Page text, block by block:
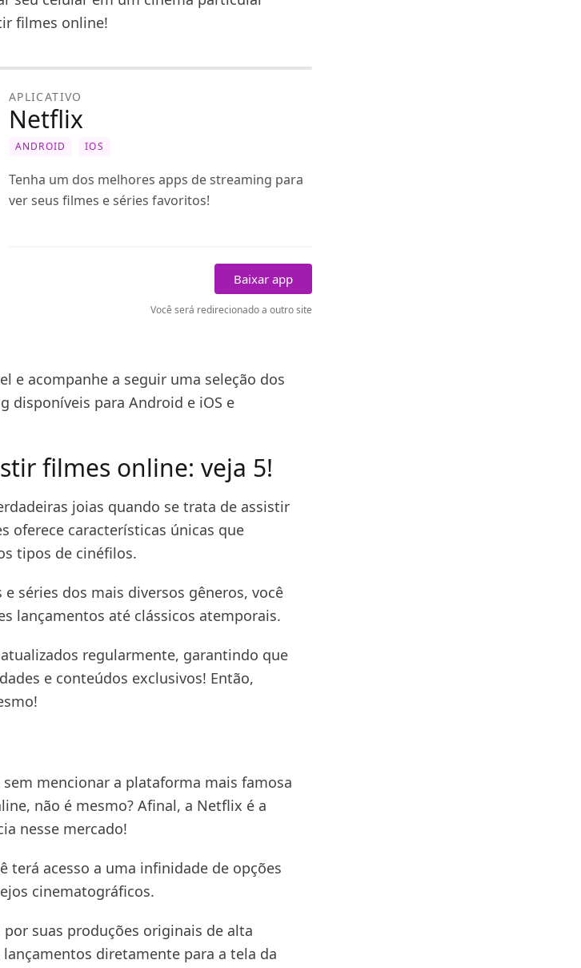
filmes online!
APLICATIVO
Netflix
ANDROID IOS
Tenha um dos melhores apps de streaming para
ver seus filmes e séries favoritos!
Baixar app
Você será redirecionado a outro site
e acompanhe a seguir uma seleção dos
disponíveis para Android e iOS e
filmes online: veja 5!
joias quando se trata de assistir
oferece características únicas que
tipos de cinéfilos.
séries dos mais diversos gêneros, você
lançamentos até clássicos atemporais.
regularmente, garantindo que
e conteúdos exclusivos! Então,
mencionar a plataforma mais famosa
não é mesmo? Afinal, a Netflix é a
nesse mercado!
terá acesso a uma infinidade de opções
cinematográficos.
suas produções originais de alta
diretamente para a tela da